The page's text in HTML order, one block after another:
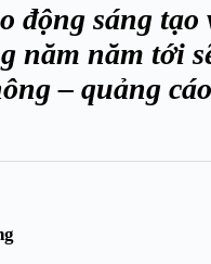
động sáng
năm năm tới
– quảng